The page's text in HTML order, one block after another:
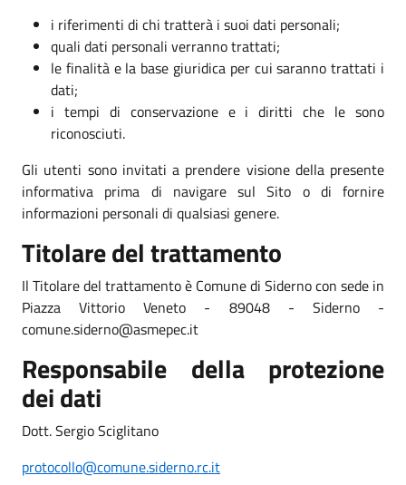
i riferimenti di chi tratterà i suoi dati personali;
quali dati personali verranno trattati;
le finalità e la base giuridica per cui saranno trattati i
dati;
i tempi di conservazione e i diritti che le sono
riconosciuti.
Gli utenti sono invitati a prendere visione della presente
informativa prima di navigare sul Sito o di fornire
informazioni personali di qualsiasi genere.
Titolare del trattamento
Il Titolare del trattamento è Comune di Siderno con sede in
Piazza Vittorio Veneto - 89048 - Siderno -
comune.siderno@asmepec.it
Responsabile della protezione
dei dati
Dott. Sergio Sciglitano
protocollo@comune.siderno.rc.it